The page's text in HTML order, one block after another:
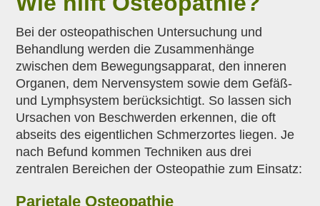
Bei der osteopathischen Untersuchung und
Behandlung werden die Zusammenhänge
zwischen dem Bewegungsapparat, den inneren
Organen, dem Nervensystem sowie dem Gefäß-
und Lymphsystem berücksichtigt. So lassen sich
Ursachen von Beschwerden erkennen, die oft
abseits des eigentlichen Schmerzortes liegen. Je
nach Befund kommen Techniken aus drei
zentralen Bereichen der Osteopathie zum Einsatz:
Parietale Osteopathie